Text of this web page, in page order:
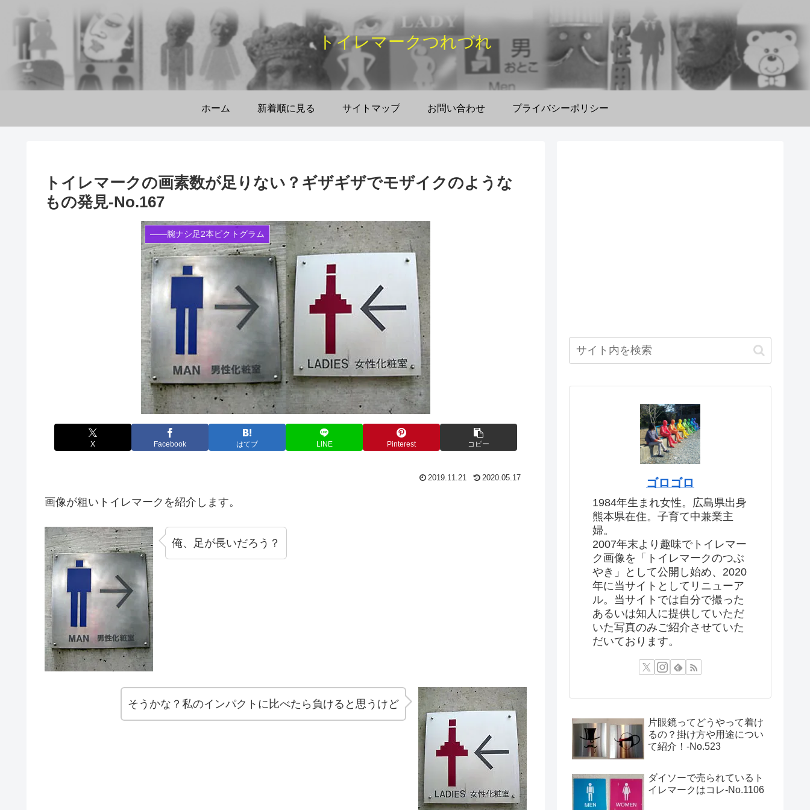
トイレマークつれづれ
ホーム 新着順に見る サイトマップ お問い合わせ プライバシーポリシー
トイレマークの画素数が足りない？ギザギザでモザイクのような
もの発見‐No.167
――腕ナシ足2本ピクトグラム
X Facebook はてブ LINE Pinterest コピー
2019.11.21 2020.05.17
画像が粗いトイレマークを紹介します。
俺、足が長いだろう？
そうかな？私のインパクトに比べたら負けると思うけど
ゴロゴロ
1984年生まれ女性。広島県出身
熊本県在住。子育て中兼業主
婦。
2007年末より趣味でトイレマー
ク画像を「トイレマークのつぶ
やき」として公開し始め、2020
年に当サイトとしてリニューア
ル。当サイトでは自分で撮った
あるいは知人に提供していただ
いた写真のみご紹介させていた
だいております。
片眼鏡ってどうやって着け
るの？掛け方や用途につい
て紹介！‐No.523
ダイソーで売られているト
イレマークはコレ-No.1106